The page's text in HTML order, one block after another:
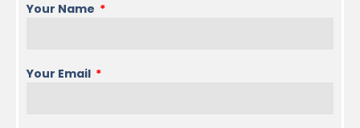
Your Name
Your Email